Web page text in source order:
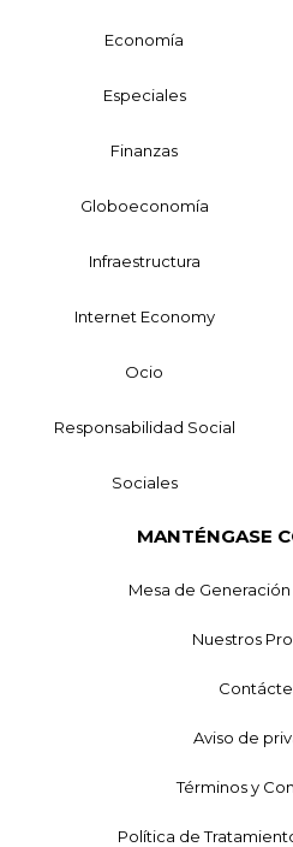
Economía
Especiales
Finanzas
Globoeconomía
Infraestructura
Internet Economy
Ocio
Responsabilidad Social
Sociales
MANTÉNGASE
Mesa de
Nuestros
Aviso de
Términos y
Política de